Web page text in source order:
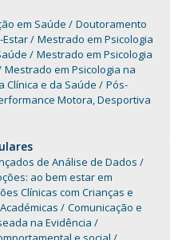
em Saúde
Doutoramento
Estar
Mestrado em Psicologia
Mestrado em Psicologia
Mestrado em Psicologia na
Clínica e da Saúde
Pós-
Motora, Desportiva
de Análise de Dados
ao bem estar em
Clínicas com Crianças e
Comunicação e
na Evidência